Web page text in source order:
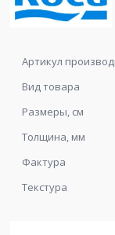
Артикул
Вид товара
Размеры, см
Толщина, мм
Фактура
Текстура